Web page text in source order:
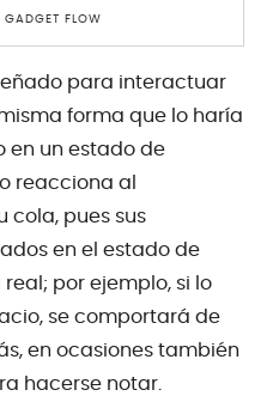
GADGET FLOW
para interactuar
forma que lo haría
en un estado de
reacciona al
cola, pues sus
en el estado de
por ejemplo, si lo
se comportará de
en ocasiones también
hacerse notar.